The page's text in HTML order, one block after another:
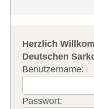
Herzlich
Deutschen
Benutzername:
Passwort: